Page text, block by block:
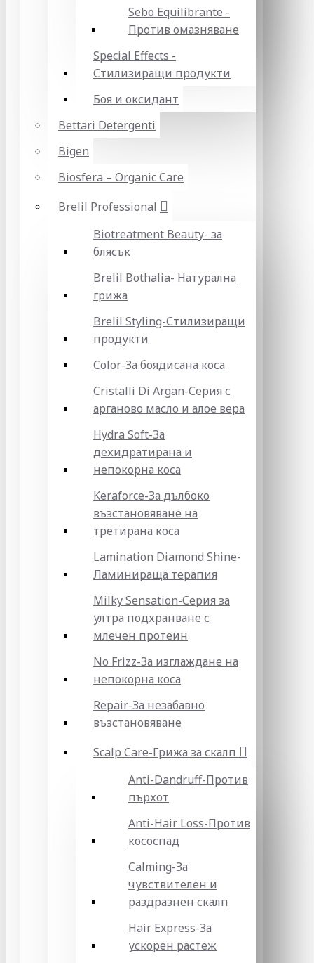
Sebo Equilibrante -
Против омазняване
Special Effects -
Стилизиращи продукти
Боя и оксидант
Bettari Detergenti
Bigen
Biosfera – Organic Care
Brelil Professional
Biotreatment Beauty- за
блясък
Brelil Bothalia- Натурална
грижа
Brelil Styling-Стилизиращи
продукти
Color-За боядисана коса
Cristalli Di Argan-Серия с
арганово масло и алое вера
Hydra Soft-За
дехидратирана и
непокорна коса
Keraforce-За дълбоко
възстановяване на
третирана коса
Lamination Diamond Shine-
Ламинираща терапия
Milky Sensation-Серия за
ултра подхранване с
млечен протеин
No Frizz-За изглаждане на
непокорна коса
Repair-За незабавно
възстановяване
Scalp Care-Грижа за скалп
Anti-Dandruff-Против
пърхот
Anti-Hair Loss-Против
кососпад
Calming-За
чувствителен и
раздразнен скалп
Hair Express-За
ускорен растеж